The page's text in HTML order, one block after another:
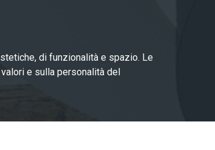
di funzionalità e spazio. Le
e sulla personalità del